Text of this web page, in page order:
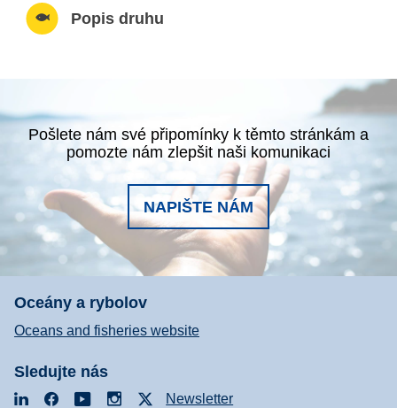
Popis druhu
Pošlete nám své připomínky k těmto stránkám a
pomozte nám zlepšit naši komunikaci
NAPIŠTE NÁM
Oceány a rybolov
Oceans and fisheries website
Sledujte nás
LinkedInFacebookYouTubeInstagramNewsletter